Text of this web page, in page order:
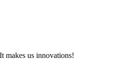
Amazon Pollyを使ってWebサイトの読
習プロダクトの作り方を話しました
ときに見直すポイント
をhomebrewでインストールで
makes us innovations!